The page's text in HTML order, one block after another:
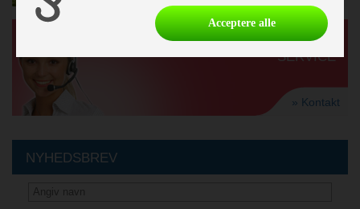
KUNDE-
SERVICE
» Kontakt
NYHEDSBREV
Acceptere alle